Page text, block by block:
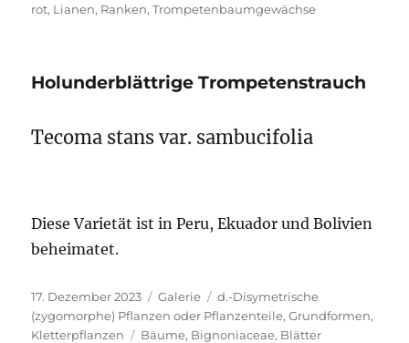
rot, Lianen, Ranken,Trompetenbaumgewächse
Holunderblättrige Trompetenstrauch
Tecoma stans var. sambucifolia
Diese Varietät ist in Peru, Ekuador und Bolivien
beheimatet.
Veröffentlicht
am
17. Dezember 2023 Format
Galerie Kategorien
d.-Disymetrische
(zygomorphe) Pflanzen oder Pflanzenteile,Grundformen,
Kletterpflanzen
Schlagwörter
Bäume, Bignoniaceae, Blätter